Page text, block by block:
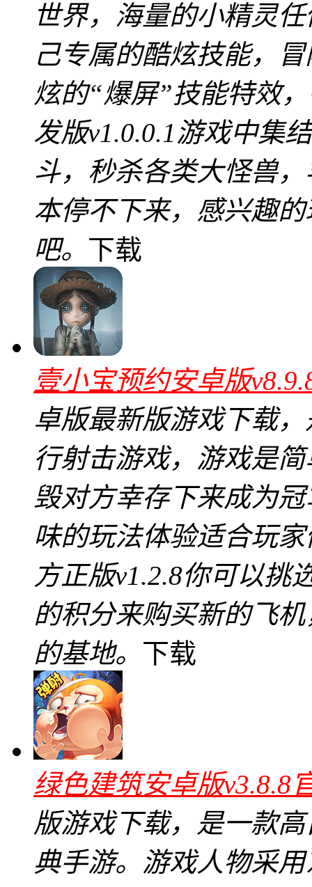
世界，海量的小精灵
己专属的酷炫技能，
炫的“爆屏”技能特效
发版v1.0.0.1游戏中集
斗，秒杀各类大怪兽
本停不下来，感兴趣
吧。 下载
壹小宝预约安卓版
卓版最新版游戏下载
行射击游戏，游戏是
毁对方幸存下来成为
味的玩法体验适合玩
方正版v1.2.8你可以挑
的积分来购买新的飞
的基地。 下载
绿色建筑安卓版v3.8.8
版游戏下载，是一款
典手游。游戏人物采